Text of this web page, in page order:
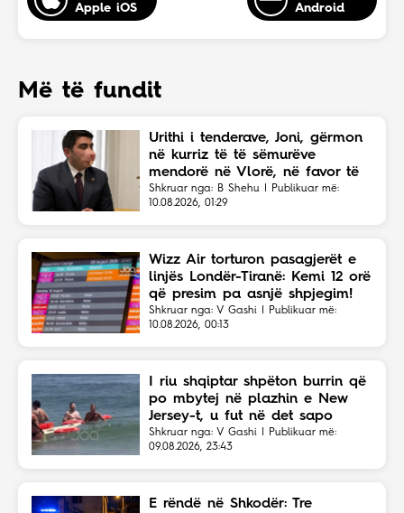
Apple iOS
Android
Më të fundit
Urithi i tenderave, Joni, gërmon
në kurriz të të sëmurëve
mendorë në Vlorë, në favor të
Eriola Likajt të “Clean Fast”.
Shkruar nga: B Shehu | Publikuar më:
10.08.2026, 01:29
Wizz Air torturon pasagjerët e
linjës Londër-Tiranë: Kemi 12 orë
që presim pa asnjë shpjegim!
Shkruar nga: V Gashi | Publikuar më:
10.08.2026, 00:13
I riu shqiptar shpëton burrin që
po mbytej në plazhin e New
Jersey-t, u fut në det sapo
dëgjoi thirrjet për ndihmë
Shkruar nga: V Gashi | Publikuar më:
09.08.2026, 23:43
E rëndë në Shkodër: Tre